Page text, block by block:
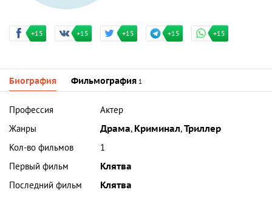
+15 +15 +15 +15 +15
Биография Фильмография 1
Профессия
Актер
Жанры
Драма, Криминал,Триллер
Кол-во фильмов
1
Первый фильм
Клятва
Последний фильм
Клятва